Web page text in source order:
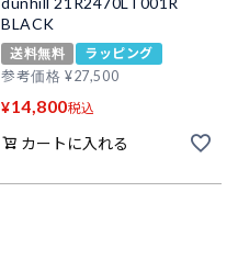
BLACK
送料無料
ラッピング
参考価格 ¥27,500
¥14,800税込
カートに入れる